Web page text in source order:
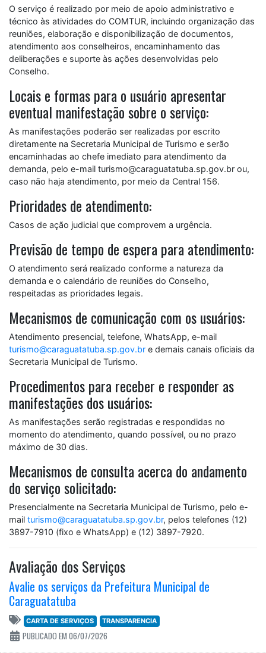
O serviço é realizado por meio de apoio administrativo e
técnico às atividades do COMTUR, incluindo organização das
reuniões, elaboração e disponibilização de documentos,
atendimento aos conselheiros, encaminhamento das
deliberações e suporte às ações desenvolvidas pelo
Conselho.
Locais e formas para o usuário apresentar
eventual manifestação sobre o serviço:
As manifestações poderão ser realizadas por escrito
diretamente na Secretaria Municipal de Turismo e serão
encaminhadas ao chefe imediato para atendimento da
demanda, pelo e-mail turismo@caraguatatuba.sp.gov.br ou,
caso não haja atendimento, por meio da Central 156.
Prioridades de atendimento:
Casos de ação judicial que comprovem a urgência.
Previsão de tempo de espera para atendimento:
O atendimento será realizado conforme a natureza da
demanda e o calendário de reuniões do Conselho,
respeitadas as prioridades legais.
Mecanismos de comunicação com os usuários:
Atendimento presencial, telefone, WhatsApp, e-mail
turismo@caraguatatuba.sp.gov.br e demais canais oficiais da
Secretaria Municipal de Turismo.
Procedimentos para receber e responder as
manifestações dos usuários:
As manifestações serão registradas e respondidas no
momento do atendimento, quando possível, ou no prazo
máximo de 30 dias.
Mecanismos de consulta acerca do andamento
do serviço solicitado:
Presencialmente na Secretaria Municipal de Turismo, pelo e-
mail turismo@caraguatatuba.sp.gov.br, pelos telefones (12)
3897-7910 (fixo e WhatsApp) e (12) 3897-7920.
Avaliação dos Serviços
Avalie os serviços da Prefeitura Municipal de
Caraguatatuba
CARTA DE SERVIÇOS TRANSPARENCIA
PUBLICADO EM 06/07/2026